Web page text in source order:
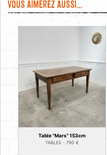
Vous aimerez aussi...
Table "Mars" 153cm
TABLES - 790 €